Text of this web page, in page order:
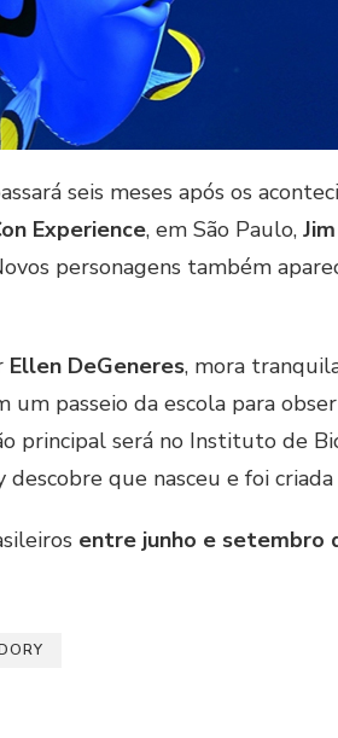
seis meses após os
Experience, em São Paulo,
personagens também
Ellen DeGeneres, mora
passeio da escola para
principal será no Instituto de
que nasceu e foi
entre junho e setembro